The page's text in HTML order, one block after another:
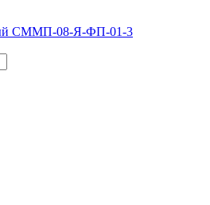
СММП-08-Я-ФП-01-3